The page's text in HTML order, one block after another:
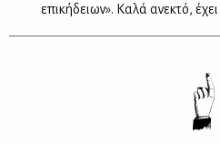
επικήδειων». Καλά ανεκτό,